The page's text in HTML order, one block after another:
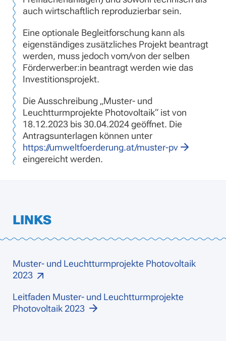
auch wirtschaftlich reproduzierbar sein.
Eine optionale Begleitforschung kann als
eigenständiges zusätzliches Projekt beantragt
werden, muss jedoch vom/von der selben
Förderwerber:in beantragt werden wie das
Investitionsprojekt.
Die Ausschreibung „Muster- und
Leuchtturmprojekte Photovoltaik“ ist von
18.12.2023 bis 30.04.2024 geöffnet. Die
Antragsunterlagen können unter
https://umweltfoerderung.at/muster-pv
eingereicht werden.
LINKS
Muster- und Leuchtturmprojekte Photovoltaik
2023
Leitfaden Muster- und Leuchtturmprojekte
Photovoltaik 2023